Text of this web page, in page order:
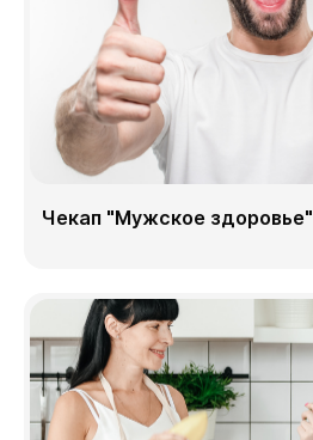
Чекап "Мужское здоровье"